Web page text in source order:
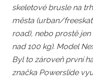
skeletové brusle na
města (urban/
road), nebo prostě
nad 100 kg). Model
Byl to zároveň první
značka Powerslide